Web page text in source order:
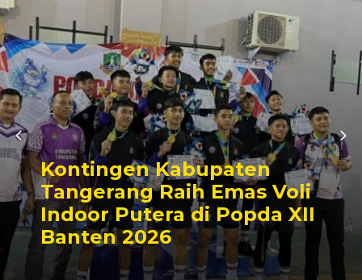
Zona Blank Spot, SMP
Satap di Kota Serang
Lakukan Pendaftaran
Manual